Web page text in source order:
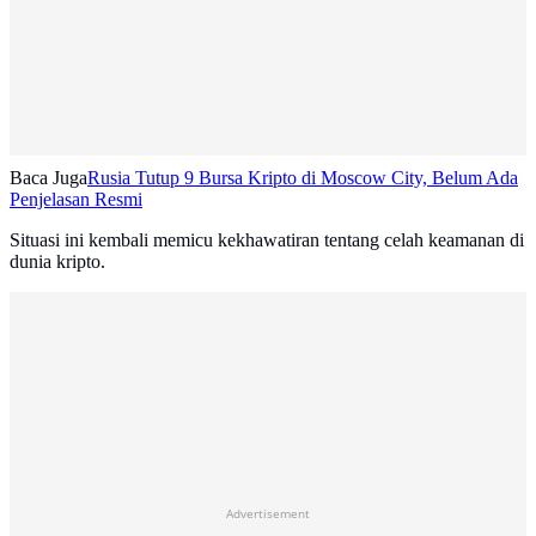
Baca JugaRusia Tutup 9 Bursa Kripto di Moscow City, Belum Ada
Penjelasan Resmi
Situasi ini kembali memicu kekhawatiran tentang celah keamanan di
dunia kripto.
Advertisement